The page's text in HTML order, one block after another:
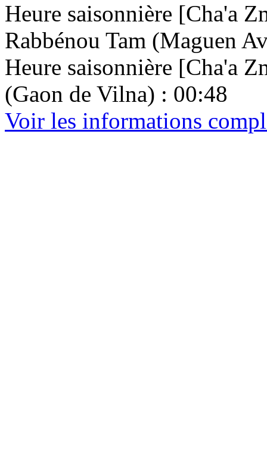
Heure saisonnière [Cha'a
Rabbénou Tam (Maguen
Heure saisonnière [Cha'a
(Gaon de Vilna) : 00:48
Voir les informations